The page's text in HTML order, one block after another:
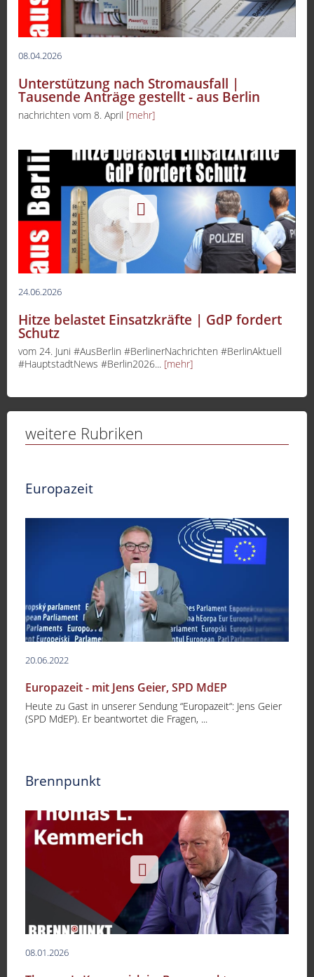
08.04.2026
Unterstützung nach Stromausfall |
Tausende Anträge gestellt - aus Berlin
nachrichten vom 8. April [mehr]
24.06.2026
Hitze belastet Einsatzkräfte | GdP fordert
Schutz
vom 24. Juni #AusBerlin #BerlinerNachrichten #BerlinAktuell
#HauptstadtNews #Berlin2026... [mehr]
weitere Rubriken
Europazeit
20.06.2022
Europazeit - mit Jens Geier, SPD MdEP
Heute zu Gast in unserer Sendung “Europazeit“: Jens Geier
(SPD MdEP). Er beantwortet die Fragen, ...
Brennpunkt
08.01.2026